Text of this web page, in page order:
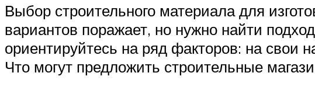
Выбор строительного материала для
вариантов поражает, но нужно найти
ориентируйтесь на ряд факторов: на свои
Что могут предложить строительные